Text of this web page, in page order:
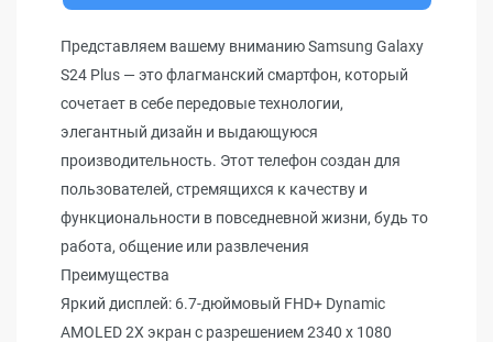
Представляем вашему вниманию Samsung Galaxy
S24 Plus — это флагманский смартфон, который
сочетает в себе передовые технологии,
элегантный дизайн и выдающуюся
производительность. Этот телефон создан для
пользователей, стремящихся к качеству и
функциональности в повседневной жизни, будь то
работа, общение или развлечения
Преимущества
Яркий дисплей: 6.7-дюймовый FHD+ Dynamic
AMOLED 2X экран с разрешением 2340 x 1080